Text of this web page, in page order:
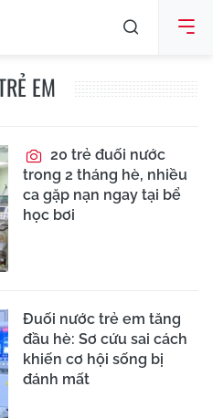
EM
20 trẻ đuối nước
trong 2 tháng hè, nhiều
ca gặp nạn ngay tại bể
học bơi
Đuối nước trẻ em tăng
đầu hè: Sơ cứu sai cách
khiến cơ hội sống bị
đánh mất